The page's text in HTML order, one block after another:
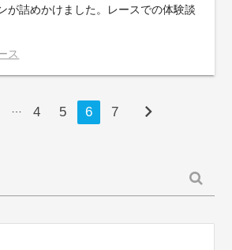
が詰めかけました。レースでの体験談
ス
4 5 6 7 chevron_right